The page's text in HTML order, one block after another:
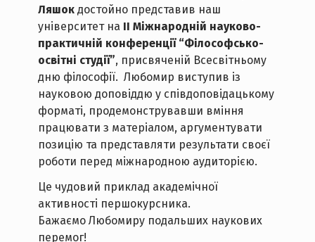
Ляшок достойно представив наш
університет на ІІ Міжнародній науково-
практичній конференції “Філософсько-
освітні студії”, присвяченій Всесвітньому
дню філософії. Любомир виступив із
науковою доповіддю у співдоповідацькому
форматі, продемонструвавши вміння
працювати з матеріалом, аргументувати
позицію та представляти результати своєї
роботи перед міжнародною аудиторією.
Це чудовий приклад академічної
активності першокурсника.
Бажаємо Любомиру подальших наукових
перемог!